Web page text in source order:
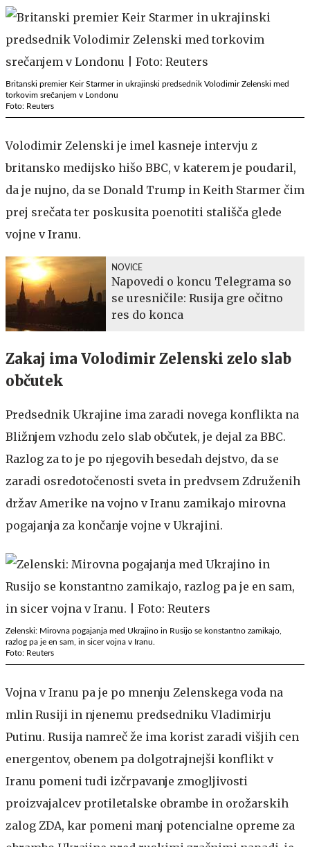
Britanski premier Keir Starmer in ukrajinski predsednik Volodimir Zelenski med
torkovim srečanjem v Londonu
Foto: Reuters
Volodimir Zelenski je imel kasneje intervju z
britansko medijsko hišo BBC, v katerem je poudaril,
da je nujno, da se Donald Trump in Keith Starmer čim
prej srečata ter poskusita poenotiti stališča glede
vojne v Iranu.
NOVICE
Napovedi o koncu Telegrama so
se uresničile: Rusija gre očitno
res do konca
Zakaj ima Volodimir Zelenski zelo slab
občutek
Predsednik Ukrajine ima zaradi novega konflikta na
Bližnjem vzhodu zelo slab občutek, je dejal za BBC.
Razlog za to je po njegovih besedah dejstvo, da se
zaradi osredotočenosti sveta in predvsem Združenih
držav Amerike na vojno v Iranu zamikajo mirovna
pogajanja za končanje vojne v Ukrajini.
Zelenski: Mirovna pogajanja med Ukrajino in Rusijo se konstantno zamikajo,
razlog pa je en sam, in sicer vojna v Iranu.
Foto: Reuters
Vojna v Iranu pa je po mnenju Zelenskega voda na
mlin Rusiji in njenemu predsedniku Vladimirju
Putinu. Rusija namreč že ima korist zaradi višjih cen
energentov, obenem pa dolgotrajnejši konflikt v
Iranu pomeni tudi izčrpavanje zmogljivosti
proizvajalcev protiletalske obrambe in orožarskih
zalog ZDA, kar pomeni manj potencialne opreme za